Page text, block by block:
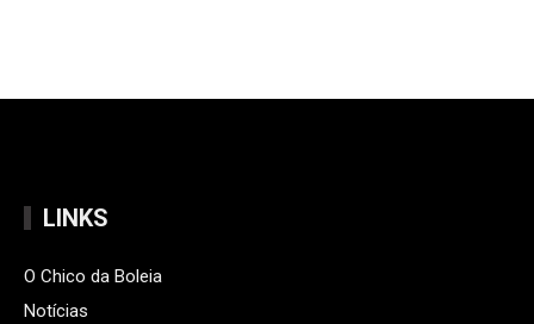
LINKS
O Chico da Boleia
Notícias